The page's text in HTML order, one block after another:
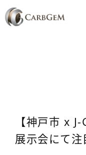
【神戸市 x
展示会にて